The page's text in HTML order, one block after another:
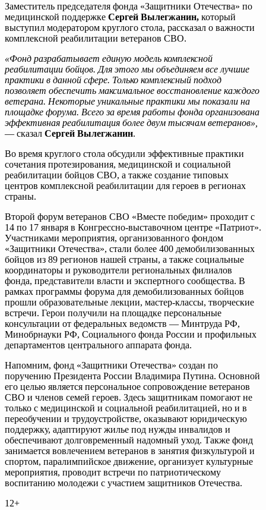
Заместитель председателя фонда «Защитники Отечества» по
медицинской поддержке Сергей Вылегжанин, который
выступил модератором круглого стола, рассказал о важности
комплексной реабилитации ветеранов СВО.
«Фонд разрабатывает единую модель комплексной
реабилитации бойцов. Для этого мы объединяем все лучшие
практики в данной сфере. Только комплексный подход
позволяет обеспечить максимальное восстановление каждого
ветерана. Некоторые уникальные практики мы показали на
площадке форума. Всего за время работы фонда организована
эффективная реабилитация более двум тысячам ветеранов»,
— сказал Сергей Вылегжанин.
Во время круглого стола обсудили эффективные практики
сочетания протезирования, медицинской и социальной
реабилитации бойцов СВО, а также создание типовых
центров комплексной реабилитации для героев в регионах
страны.
Второй форум ветеранов СВО «Вместе победим» проходит с
14 по 17 января в Конгрессно-выставочном центре «Патриот».
Участниками мероприятия, организованного фондом
«Защитники Отечества», стали более 400 демобилизованных
бойцов из 89 регионов нашей страны, а также социальные
координаторы и руководители региональных филиалов
фонда, представители власти и экспертного сообщества. В
рамках программы форума для демобилизованных бойцов
прошли образовательные лекции, мастер-классы, творческие
встречи. Герои получили на площадке персональные
консультации от федеральных ведомств — Минтруда РФ,
Минобрнауки РФ, Социального фонда России и профильных
департаментов центрального аппарата фонда.
Напомним, фонд «Защитники Отечества» создан по
поручению Президента России Владимира Путина. Основной
его целью является персональное сопровождение ветеранов
СВО и членов семей героев. Здесь защитникам помогают не
только с медицинской и социальной реабилитацией, но и в
переобучении и трудоустройстве, оказывают юридическую
поддержку, адаптируют жилье под нужды инвалидов и
обеспечивают долговременный надомный уход. Также фонд
занимается вовлечением ветеранов в занятия физкультурой и
спортом, паралимпийское движение, организует культурные
мероприятия, проводит встречи по патриотическому
воспитанию молодежи с участием защитников Отечества.
12+